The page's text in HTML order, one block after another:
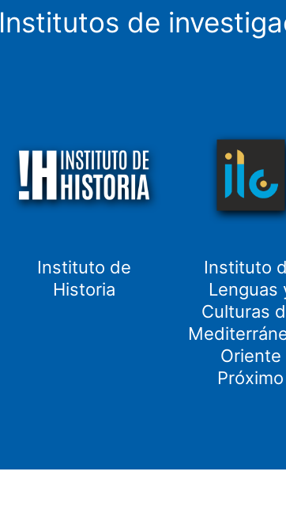
Institutos de
Instituto de
Historia
Instituto
Lenguas
Culturas
Oriente
Próximo